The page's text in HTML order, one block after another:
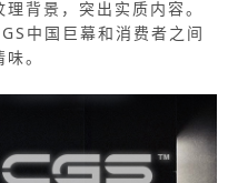
背景，突出实质内容。
中国巨幕和消费者之间
。